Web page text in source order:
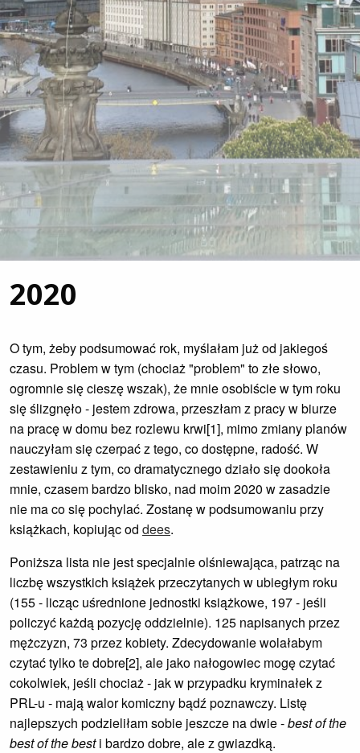
2020
O tym, żeby podsumować rok, myślałam już od jakiegoś
czasu. Problem w tym (chociaż "problem" to złe słowo,
ogromnie się cieszę wszak), że mnie osobiście w tym roku
się ślizgnęło - jestem zdrowa, przeszłam z pracy w biurze
na pracę w domu bez rozlewu krwi[1], mimo zmiany planów
nauczyłam się czerpać z tego, co dostępne, radość. W
zestawieniu z tym, co dramatycznego działo się dookoła
mnie, czasem bardzo blisko, nad moim 2020 w zasadzie
nie ma co się pochylać. Zostanę w podsumowaniu przy
książkach, kopiując od dees.
Poniższa lista nie jest specjalnie olśniewająca, patrząc na
liczbę wszystkich książek przeczytanych w ubiegłym roku
(155 - licząc uśrednione jednostki książkowe, 197 - jeśli
policzyć każdą pozycję oddzielnie). 125 napisanych przez
mężczyzn, 73 przez kobiety. Zdecydowanie wolałabym
czytać tylko te dobre[2], ale jako nałogowiec mogę czytać
cokolwiek, jeśli chociaż - jak w przypadku kryminałek z
PRL-u - mają walor komiczny bądź poznawczy. Listę
najlepszych podzieliłam sobie jeszcze na dwie -best of the
best of the besti bardzo dobre, ale z gwiazdką.